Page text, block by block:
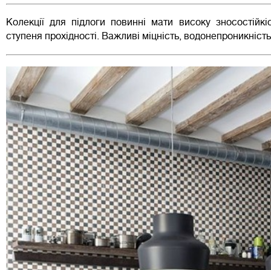
Колекції для підлоги повинні мати високу
ступеня прохідності. Важливі міцність,